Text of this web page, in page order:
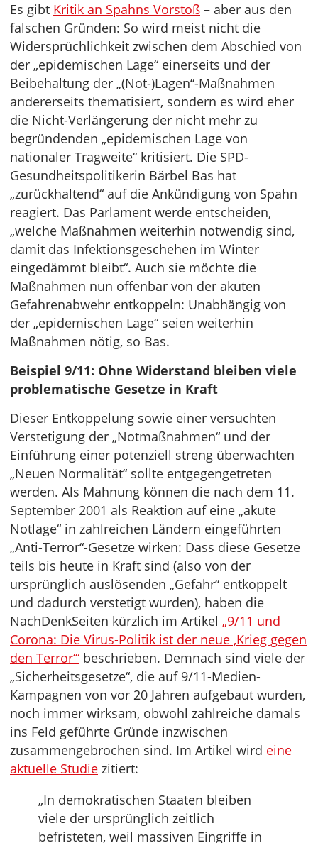
Es gibt Kritik an Spahns Vorstoß – aber aus den
falschen Gründen: So wird meist nicht die
Widersprüchlichkeit zwischen dem Abschied von
der „epidemischen Lage“ einerseits und der
Beibehaltung der „(Not-)Lagen“-Maßnahmen
andererseits thematisiert, sondern es wird eher
die Nicht-Verlängerung der nicht mehr zu
begründenden „epidemischen Lage von
nationaler Tragweite“ kritisiert. Die SPD-
Gesundheitspolitikerin Bärbel Bas hat
„zurückhaltend“ auf die Ankündigung von Spahn
reagiert. Das Parlament werde entscheiden,
„welche Maßnahmen weiterhin notwendig sind,
damit das Infektionsgeschehen im Winter
eingedämmt bleibt“. Auch sie möchte die
Maßnahmen nun offenbar von der akuten
Gefahrenabwehr entkoppeln: Unabhängig von
der „epidemischen Lage“ seien weiterhin
Maßnahmen nötig, so Bas.
Beispiel 9/11: Ohne Widerstand bleiben viele
problematische Gesetze in Kraft
Dieser Entkoppelung sowie einer versuchten
Verstetigung der „Notmaßnahmen“ und der
Einführung einer potenziell streng überwachten
„Neuen Normalität“ sollte entgegengetreten
werden. Als Mahnung können die nach dem 11.
September 2001 als Reaktion auf eine „akute
Notlage“ in zahlreichen Ländern eingeführten
„Anti-Terror“-Gesetze wirken: Dass diese Gesetze
teils bis heute in Kraft sind (also von der
ursprünglich auslösenden „Gefahr“ entkoppelt
und dadurch verstetigt wurden), haben die
NachDenkSeiten kürzlich im Artikel „9/11 und
Corona: Die Virus-Politik ist der neue ‚Krieg gegen
den Terror‘“ beschrieben. Demnach sind viele der
„Sicherheitsgesetze“, die auf 9/11-Medien-
Kampagnen von vor 20 Jahren aufgebaut wurden,
noch immer wirksam, obwohl zahlreiche damals
ins Feld geführte Gründe inzwischen
zusammengebrochen sind. Im Artikel wird eine
aktuelle Studie zitiert:
„In demokratischen Staaten bleiben
viele der ursprünglich zeitlich
befristeten, weil massiven Eingriffe in